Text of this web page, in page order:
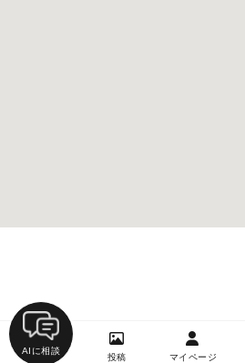
AIに相談
投稿 マイページ